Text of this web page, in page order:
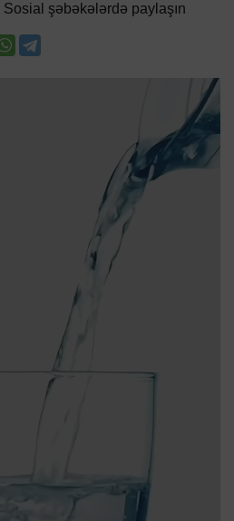
Sosial şəbəkələrdə paylaşın